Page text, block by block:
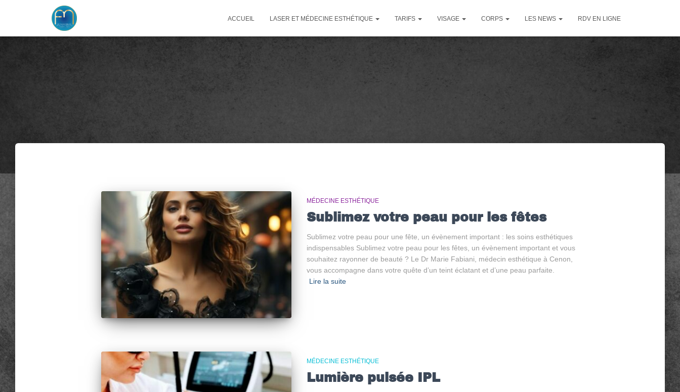
ACCUEIL LASER ET MÉDECINE ESTHÉTIQUE TARIFS VISAGE CORPS LES NEWS RDV EN LIGNE
MÉDECINE ESTHÉTIQUE
Sublimez votre peau pour les fêtes
Sublimez votre peau pour une fête, un évènement important : les soins esthétiques
indispensables Sublimez votre peau pour les fêtes, un évènement important et vous
souhaitez rayonner de beauté ? Le Dr Marie Fabiani, médecin esthétique à Cenon,
vous accompagne dans votre quête d’un teint éclatant et d’une peau parfaite.
Lire la suite
MÉDECINE ESTHÉTIQUE
Lumière pulsée IPL